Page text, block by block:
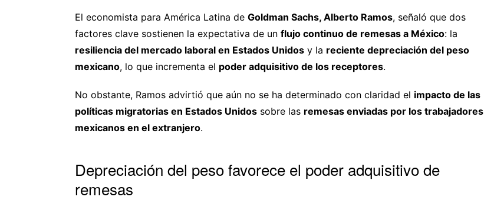
El economista para América Latina de Goldman Sachs, Alberto Ramos, señaló que dos
factores clave sostienen la expectativa de un flujo continuo de remesas a México: la
resiliencia del mercado laboral en Estados Unidos y la reciente depreciación del peso
mexicano, lo que incrementa el poder adquisitivo de los receptores.
No obstante, Ramos advirtió que aún no se ha determinado con claridad el impacto de las
políticas migratorias en Estados Unidos sobre las remesas enviadas por los trabajadores
mexicanos en el extranjero.
Depreciación del peso favorece el poder adquisitivo de
remesas